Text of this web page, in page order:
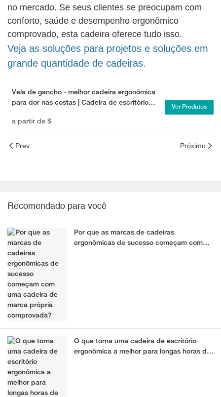
no mercado. Se seus clientes se preocupam com
conforto, saúde e desempenho ergonômico
comprovado, esta cadeira oferece tudo isso.
Veja as soluções para projetos e soluções em
grande quantidade de cadeiras.
Vela de gancho - melhor cadeira ergonômica
para dor nas costas | Cadeira de escritório
a partir de $
Ver Produtos
Prev. Próximo
Recomendado para você
Por que as marcas de cadeiras
ergonômicas de sucesso começam com
O que torna uma cadeira de escritório
ergonômica a melhor para longas horas de